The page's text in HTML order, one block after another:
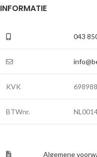
INFORMATIE
043
KVK
BTWnr.
Algemene